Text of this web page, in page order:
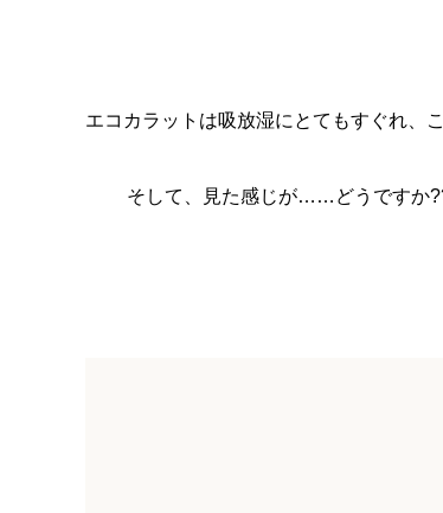
エコカラットは吸放湿にとてもすぐれ、
そして、見た感じが……どうですか